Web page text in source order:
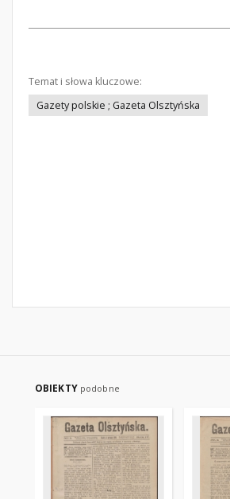
Temat i słowa kluczowe:
Gazety polskie ; Gazeta Olsztyńska
OBIEKTY podobne